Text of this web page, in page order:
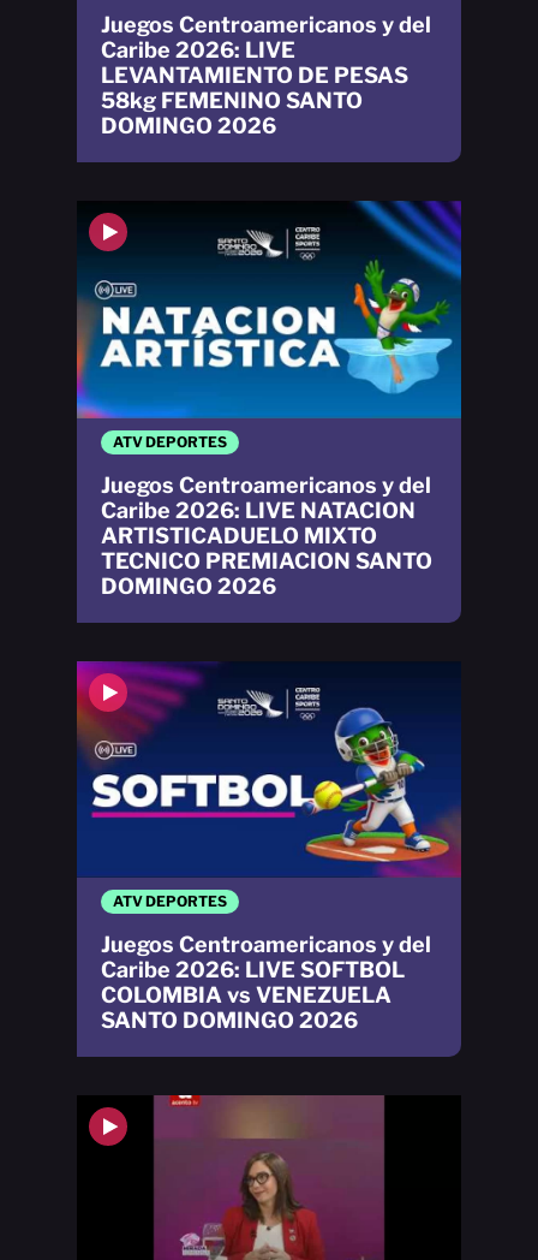
ATV DEPORTES
Juegos Centroamericanos y del
Caribe 2026: LIVE SOFTBOL
COLOMBIA vs VENEZUELA
SANTO DOMINGO 2026
ATV DEPORTES
Juegos Centroamericanos y del
Caribe 2026: LIVE NATACION
ARTISTICADUELO MIXTO
TECNICO PREMIACION SANTO
DOMINGO 2026
Juegos Centroamericanos y del
Caribe 2026: LIVE
LEVANTAMIENTO DE PESAS
58kg FEMENINO SANTO
DOMINGO 2026